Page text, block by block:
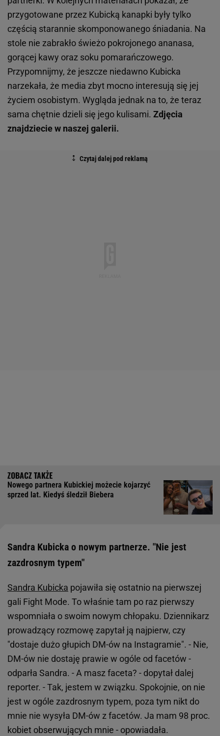
przygotowane przez Kubicką kanapki były tylko
częścią starannie skomponowanego śniadania. Na
stole nie zabrakło świeżo pokrojonego ananasa,
gorącej kawy oraz soku pomarańczowego.
Przypomnijmy, że jeszcze niedawno Kubicka
narzekała, że media zbyt mocno interesują się jej
życiem osobistym. Wygląda jednak na to, że teraz
sama chętnie dzieli się jego kulisami. Zdjęcia
znajdziecie w naszej galerii.
Nowego partnera Kubickiej możecie kojarzyć
sprzed lat. Kiedyś śledził Biebera
Sandra Kubicka o nowym partnerze. "Nie jest
zazdrosnym typem"
Sandra Kubicka pojawiła się ostatnio na pierwszej
gali Fight Mode. To właśnie tam po raz pierwszy
wspomniała o swoim nowym chłopaku. Dziennikarz
prowadzący rozmowę zapytał ją najpierw, czy
"dostaje dużo głupich DM-ów na Instagramie". - Nie,
DM-ów nie dostaję prawie w ogóle od facetów -
odparła Sandra. - A masz faceta? - dopytał dalej
reporter. - Tak, jestem w związku. Spokojnie, on nie
jest w ogóle zazdrosnym typem, poza tym nikt do
mnie nie wysyła DM-ów z facetów. Ja mam 98 proc.
kobiet obserwujących mnie - opowiadała.